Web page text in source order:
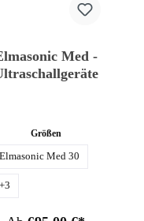
Med -
Größen
Elmasonic Med 30
+3